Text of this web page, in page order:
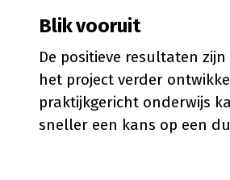
Blik vooruit
De positieve resultaten
het project verder
praktijkgericht onderwijs
sneller een kans op een